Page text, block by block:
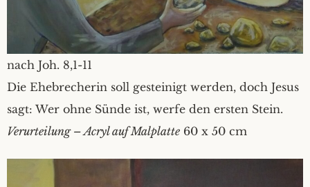
nach Joh. 8,1-11
Die Ehebrecherin soll gesteinigt werden, doch Jesus
sagt: Wer ohne Sünde ist, werfe den ersten Stein.
Verurteilung – Acryl auf Malplatte 60 x 50 cm